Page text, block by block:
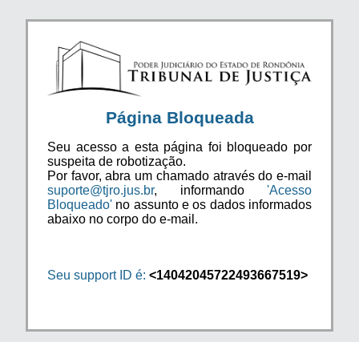
Página Bloqueada
Seu acesso a esta página foi bloqueado por
suspeita de robotização.
Por favor, abra um chamado através do e-mail
suporte@tjro.jus.br, informando 'Acesso
Bloqueado' no assunto e os dados informados
abaixo no corpo do e-mail.
Seu support ID é: <14042045722493667519>